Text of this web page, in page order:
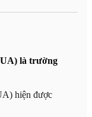
là trường
hiện được